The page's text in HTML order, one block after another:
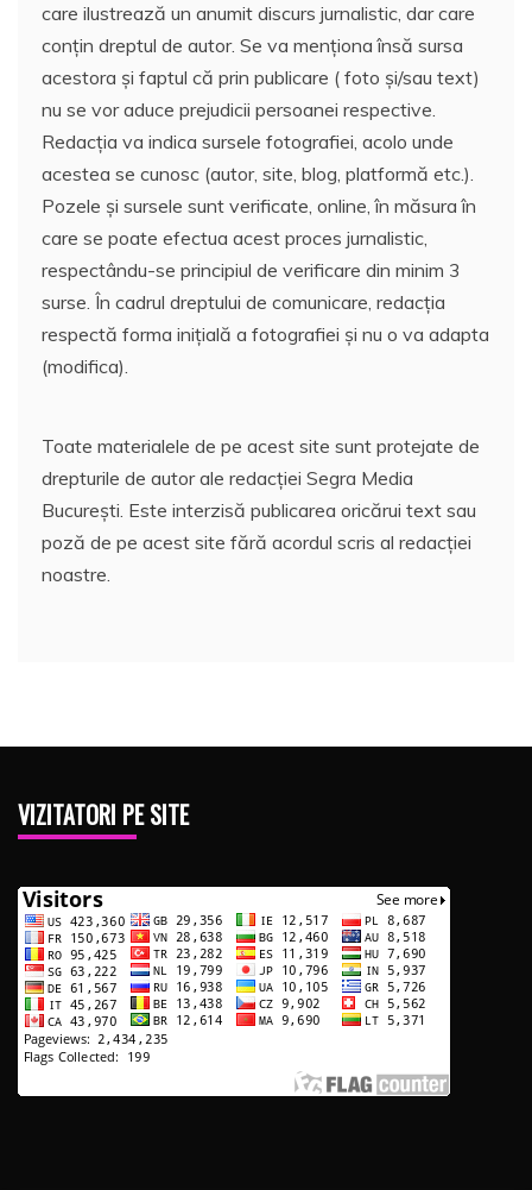
care ilustrează un anumit discurs jurnalistic, dar care
conțin dreptul de autor. Se va menționa însă sursa
acestora și faptul că prin publicare ( foto și/sau text)
nu se vor aduce prejudicii persoanei respective.
Redacția va indica sursele fotografiei, acolo unde
acestea se cunosc (autor, site, blog, platformă etc.).
Pozele și sursele sunt verificate, online, în măsura în
care se poate efectua acest proces jurnalistic,
respectându-se principiul de verificare din minim 3
surse. În cadrul dreptului de comunicare, redacția
respectă forma inițială a fotografiei și nu o va adapta
(modifica).
Toate materialele de pe acest site sunt protejate de
drepturile de autor ale redacției Segra Media
București. Este interzisă publicarea oricărui text sau
poză de pe acest site fără acordul scris al redacției
noastre.
VIZITATORI PE SITE